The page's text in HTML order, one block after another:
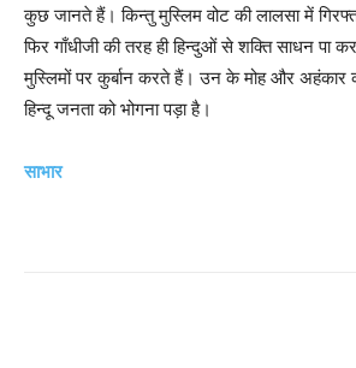
कुछ जानते हैं। किन्तु मुस्लिम वोट की लालसा में
फिर गाँधीजी की तरह ही हिन्दुओं से शक्ति साधन पा
मुस्लिमों पर कुर्बान करते हैं। उन के मोह और
हिन्दू जनता को भोगना पड़ा है।
साभार